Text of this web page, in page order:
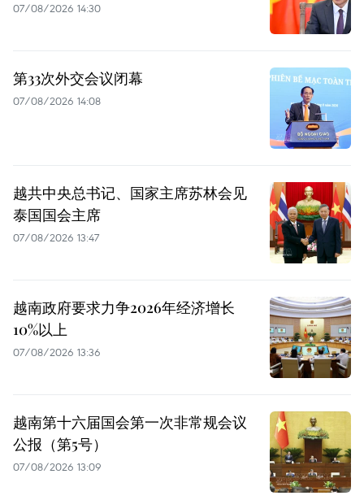
07/08/2026 14:30
第33次外交会议闭幕
07/08/2026 14:08
越共中央总书记、国家主席苏林会见
泰国国会主席
07/08/2026 13:47
越南政府要求力争2026年经济增长
10%以上
07/08/2026 13:36
越南第十六届国会第一次非常规会议
公报（第5号）
07/08/2026 13:09